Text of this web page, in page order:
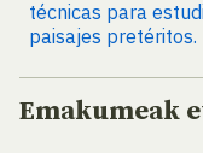
técnicas para
paisajes pretéritos.
Emakumeak